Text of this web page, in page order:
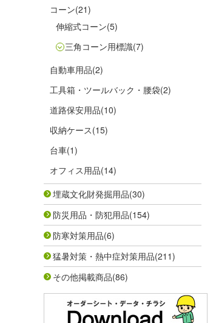
コーン(21)
伸縮式コーン(5)
三角コーン用標識(7)
自動車用品(2)
工具箱・ツールバック・腰袋(2)
道路保安用品(10)
収納ケース(15)
台車(1)
オフィス用品(14)
埋蔵文化財発掘用品(30)
防災用品・防犯用品(154)
防寒対策用品(6)
猛暑対策・熱中症対策用品(211)
その他掲載商品(86)